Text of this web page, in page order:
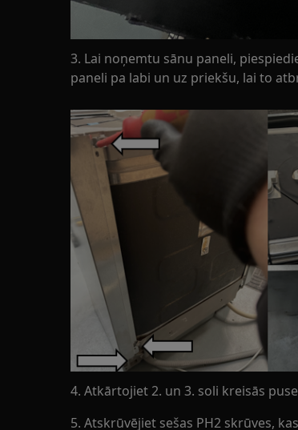
3. Lai noņemtu sānu paneli,
paneli pa labi un uz priekšu, lai to
4. Atkārtojiet 2. un 3. soli kreisās
5. Atskrūvējiet sešas PH2 skrūves,